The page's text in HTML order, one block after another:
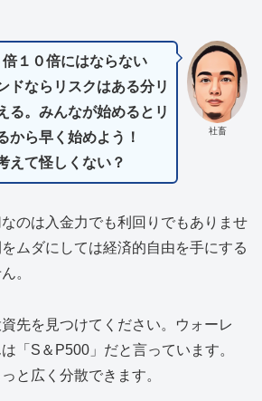
社畜
１０倍にはならない
ドならリスクはある分リ
る。みんなが始めるとリ
から早く始めよう！
て怪しくない？
のは入金力でも利回りでもありませ
ムダにしては経済的自由を手にする
。
先を見つけてください。ウォーレ
「S＆P500」だと言っています。
と広く分散できます。